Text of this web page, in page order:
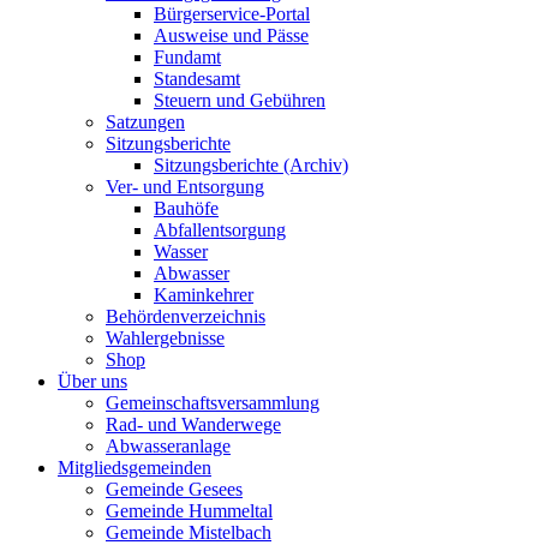
Bürgerservice-Portal
Ausweise und Pässe
Fundamt
Standesamt
Steuern und Gebühren
Satzungen
Sitzungsberichte
Sitzungsberichte (Archiv)
Ver- und Entsorgung
Bauhöfe
Abfallentsorgung
Wasser
Abwasser
Kaminkehrer
Behördenverzeichnis
Wahlergebnisse
Shop
Über uns
Gemeinschaftsversammlung
Rad- und Wanderwege
Abwasseranlage
Mitgliedsgemeinden
Gemeinde Gesees
Gemeinde Hummeltal
Gemeinde Mistelbach